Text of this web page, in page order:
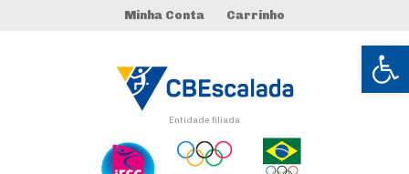
Abrir
Minha Conta Carrinho
Entidade filiada